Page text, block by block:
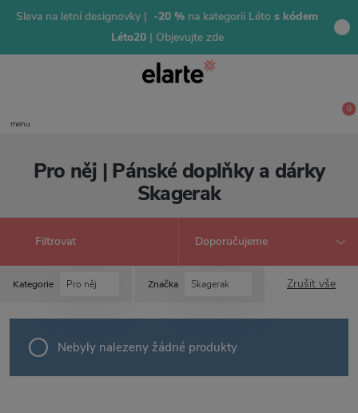
Sleva na letní designovky | -20 % na kategorii Léto s kódem
Léto20 | Objevujte zde
menu
0
Pro něj | Pánské doplňky a dárky
Skagerak
Filtrovat
Kategorie Pro něj Značka Skagerak Zrušit vše
Nebyly nalezeny žádné produkty